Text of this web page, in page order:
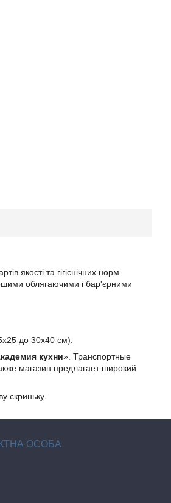
якості та гігієнічних норм.
облягаючими і бар'єрними
до 30х40 см).
кухни». Транспортные
магазин предлагает широкий
скриньку.